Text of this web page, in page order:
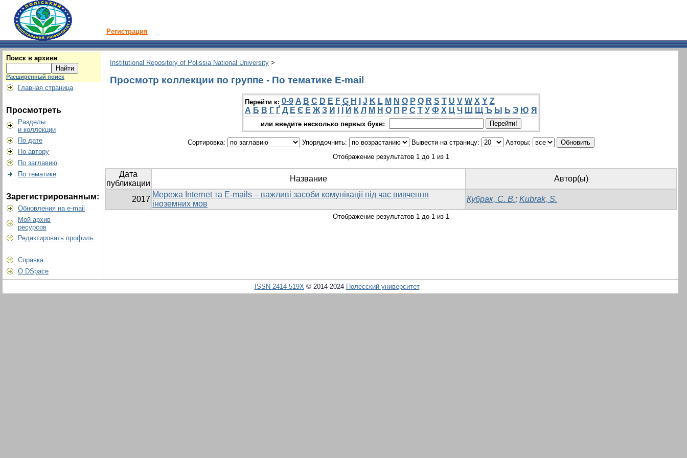
Регистрация
Поиск в архиве
Расширенный поиск
Главная страница
Просмотреть
Разделы
и коллекции
По дате
По автору
По заглавию
По тематике
Зарегистрированным:
Обновления на e-mail
Мой архив
ресурсов
Редактировать профиль
Справка
О DSpace
Institutional Repository of Polissia National University >
Просмотр коллекции по группе - По тематике E-mail
Перейти к: 0-9 A B C D E F G H J K L M N O P Q R S T U V W X Y Z
А Б В Г Ґ Д Е Є Ё Ж З И Й К Л М Н О П Р С Т У Ф Х Ц Ч Ш Щ Ъ Ы Ь Э Ю Я
или введите несколько первых букв:
Сортировка: Упорядочнить: Вывести на страницу:
Авторы:
Отображение результатов 1 до 1 из 1
Дата
публикации
Название Автор(ы)
2017
Мережа Internet та E-mails – важливі засоби комунікації під час вивчення
іноземних мов
Кубрак, С. В.; Kubrak, S.
Отображение результатов 1 до 1 из 1
ISSN 2414-519X© 2014-2024 Полесский университет